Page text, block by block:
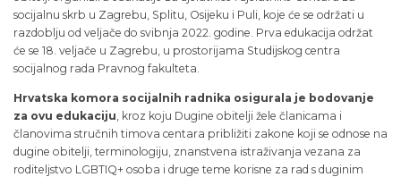
socijalnu skrb u Zagrebu, Splitu, Osijeku i Puli, koje će se održati u
razdoblju od veljače do svibnja 2022. godine. Prva edukacija održat
će se 18. veljače u Zagrebu, u prostorijama Studijskog centra
socijalnog rada Pravnog fakulteta.
Hrvatska komora socijalnih radnika osigurala je bodovanje
za ovu edukaciju , kroz koju Dugine obitelji žele članicama i
članovima stručnih timova centara približiti zakone koji se odnose na
dugine obitelji, terminologiju, znanstvena istraživanja vezana za
roditeljstvo LGBTIQ+ osoba i druge teme korisne za rad s duginim